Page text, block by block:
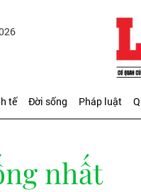
tế Đời sống Pháp luật
nhất